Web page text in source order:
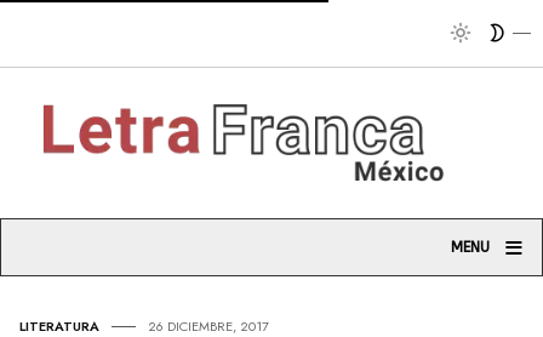
MENU ≡
LITERATURA 26 DICIEMBRE, 2017